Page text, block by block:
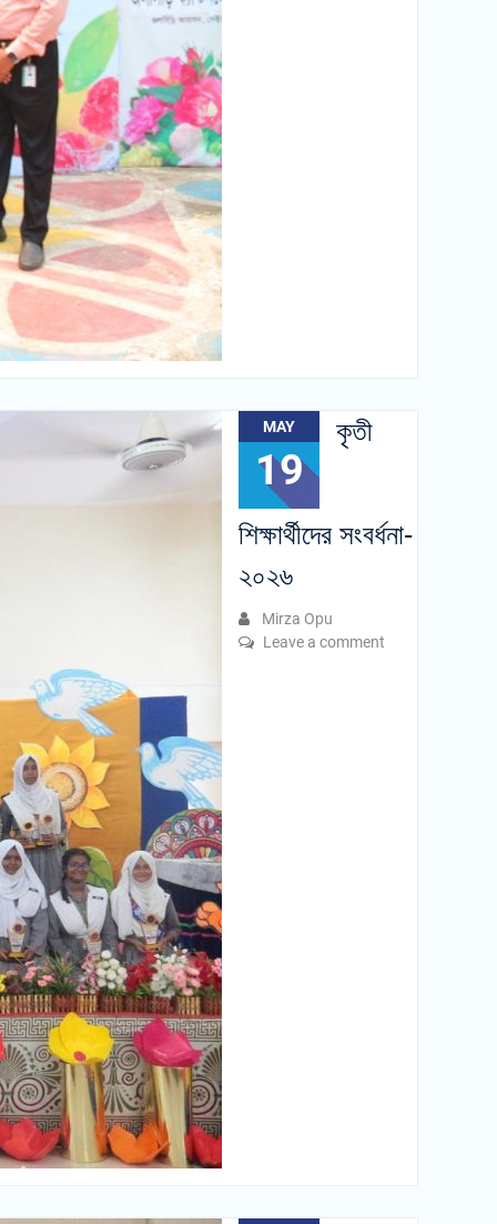
MAY
19
কৃতী
শিক্ষার্থীদের সংবর্ধনা-
২০২৬
Mirza Opu
Leave a comment